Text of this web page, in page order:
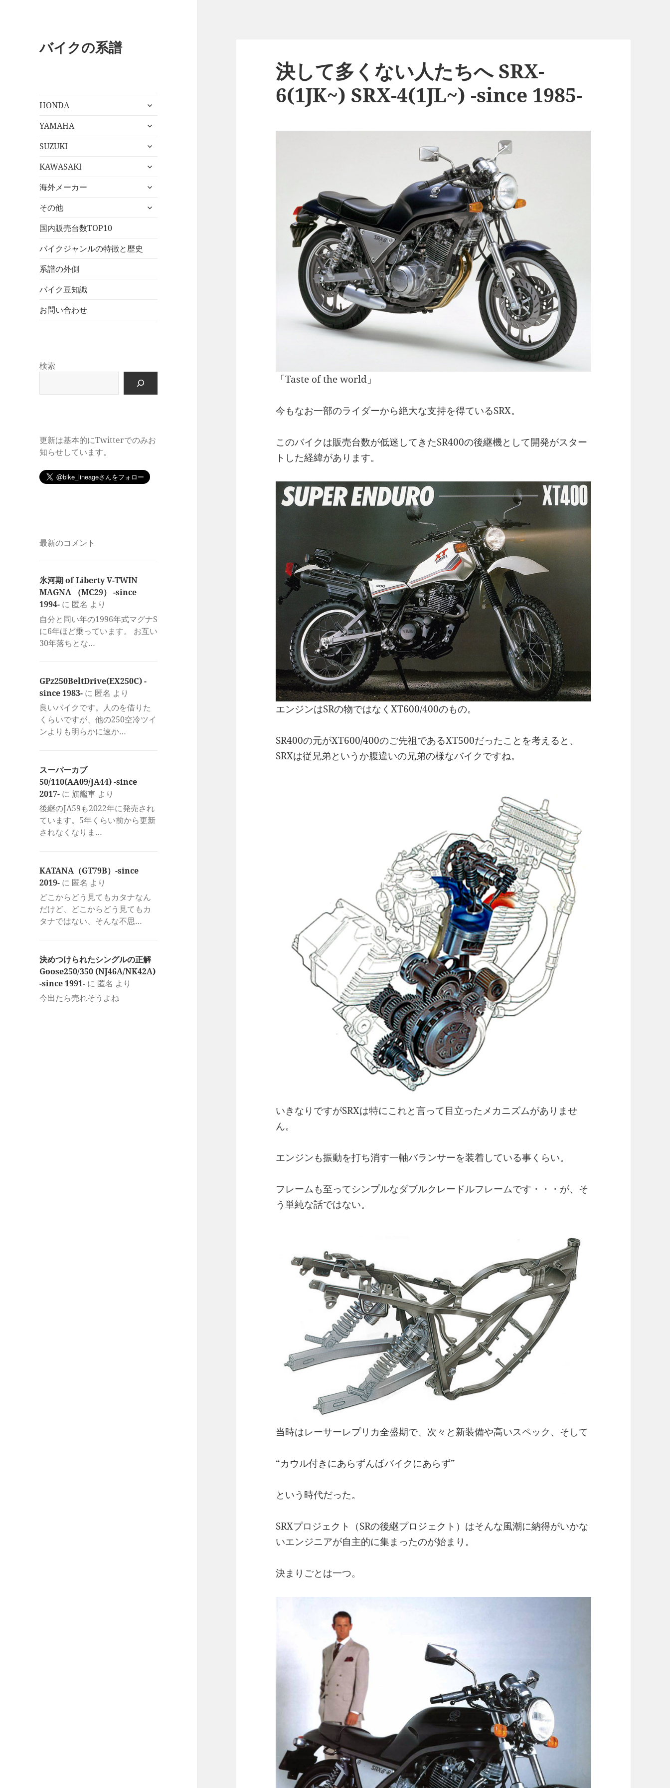
バイクの系譜
HONDA
サ
メ
ュ
を
YAMAHA
サ
メ
ュ
を
SUZUKI
サ
メ
ュ
を
KAWASAKI
サ
メ
ュ
展
開
海外メーカー
サ
メ
を
その他
サ
ュ
国内販売台数TOP10
バイクジャンルの特徴と歴史
系譜の外側
バイク豆知識
お問い合わせ
検索
更新は基本的にTwitterでのみお
知らせしています。
最新のコメント
氷河期 of Liberty V-TWIN
MAGNA （MC29） -since
1994- に 匿名 より
自分と同い年の1996年式マグナS
に6年ほど乗っています。 お互い
30年落ちとな…
GPz250BeltDrive(EX250C) -
since 1983- に 匿名 より
良いバイクです。人のを借りた
くらいですが、他の250空冷ツイ
ンよりも明らかに速か…
スーパーカブ
50/110(AA09/JA44) -since
2017- に旗艦車 より
後継のJA59も2022年に発売され
ています。5年くらい前から更新
されなくなりま…
KATANA（GT79B）-since
2019- に 匿名 より
どこからどう見てもカタナなん
だけど、どこからどう見てもカ
タナではない、そんな不思…
決めつけられたシングルの正解
Goose250/350 (NJ46A/NK42A)
-since 1991- に 匿名 より
今出たら売れそうよね
決して多くない人たちへ SRX-
6(1JK~) SRX-4(1JL~) -since 1985-
「Taste of the world」
今もなお一部のライダーから絶大な支持を得ているSRX。
このバイクは販売台数が低迷してきたSR400の後継機として開発がスター
トした経緯があります。
エンジンはSRの物ではなくXT600/400のもの。
SR400の元がXT600/400のご先祖であるXT500だったことを考えると、
SRXは従兄弟というか腹違いの兄弟の様なバイクですね。
いきなりですがSRXは特にこれと言って目立ったメカニズムがありませ
ん。
エンジンも振動を打ち消す一軸バランサーを装着している事くらい。
フレームも至ってシンプルなダブルクレードルフレームです・・・が、そ
う単純な話ではない。
当時はレーサーレプリカ全盛期で、次々と新装備や高いスペック、そして
“カウル付きにあらずんばバイクにあらず”
という時代だった。
SRXプロジェクト（SRの後継プロジェクト）はそんな風潮に納得がいかな
いエンジニアが自主的に集まったのが始まり。
決まりごとは一つ。